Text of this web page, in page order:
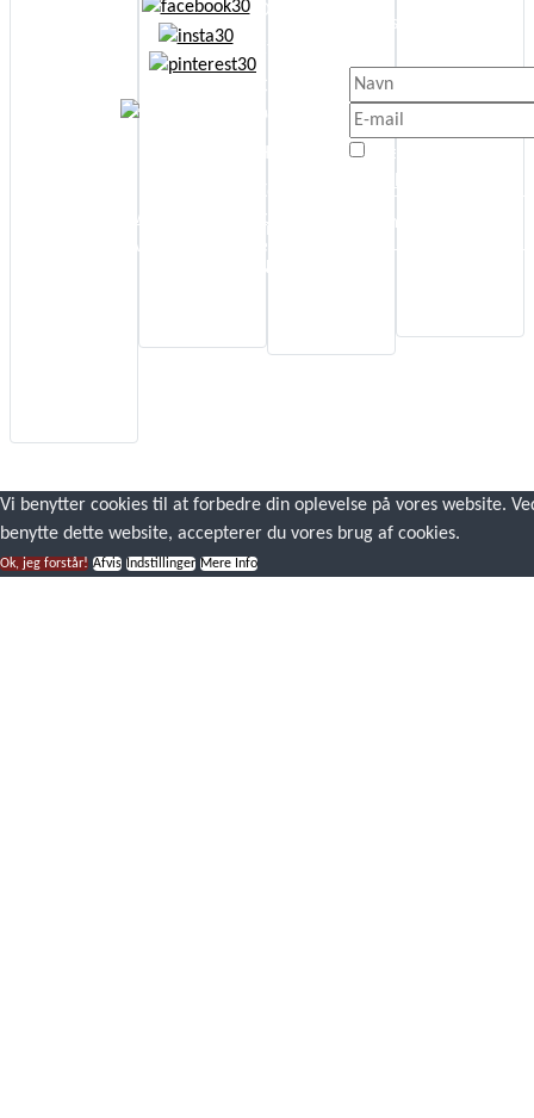
www.annettaagot.dk
All Rights Reserved
Om
Cookie- og
persondatapolitik
Handelsbetingelser
Kontakt
Sideoversigt
Nyhedsbrev
Få besked når der sker
Jeg er enig med
Privatlivspolitik
Tilmeld Nyhedsbrev
Vi benytter cookies til at forbedre din oplevelse på vores website.
benytte dette website, accepterer du vores brug af cookies.
Ok, jeg forstår! Afvis Indstillinger Mere Info